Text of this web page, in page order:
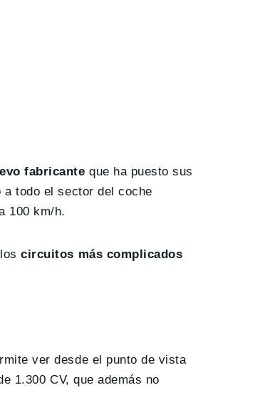
fabricante que ha puesto sus
a todo el sector del coche
100 km/h.
circuitos más complicados
ver desde el punto de vista
1.300 CV, que además no